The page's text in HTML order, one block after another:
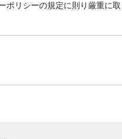
リシーの規定に則り厳重に取